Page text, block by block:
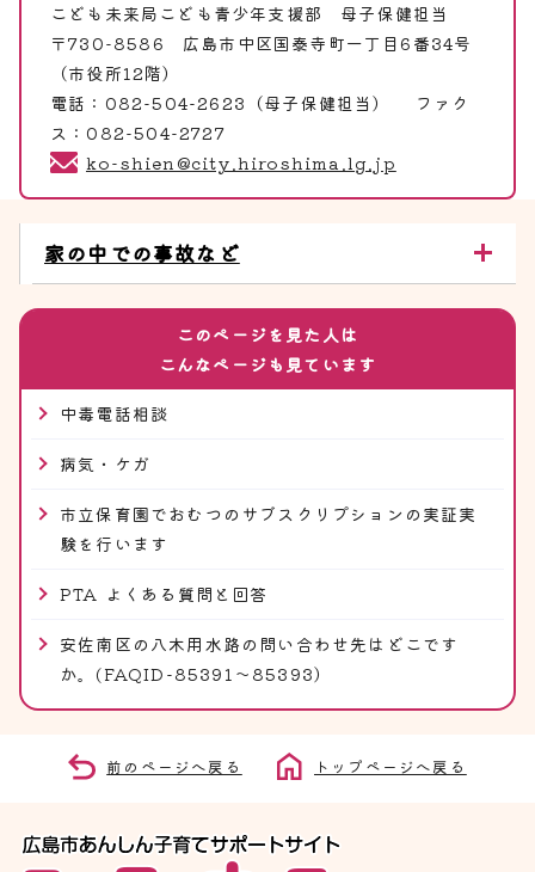
こども未来局こども青少年支援部 母子保健担当
〒730-8586 広島市中区国泰寺町一丁目6番34号
（市役所12階）
電話：082-504-2623（母子保健担当） ファク
ス：082-504-2727
ko-shien@city.hiroshima.lg.jp
家の中での事故など
このページを見た人は
こんなページも見ています
中毒電話相談
病気・ケガ
市立保育園でおむつのサブスクリプションの実証実
験を行います
PTA よくある質問と回答
安佐南区の八木用水路の問い合わせ先はどこです
か。(FAQID-85391～85393）
前のページへ戻る トップページへ戻る